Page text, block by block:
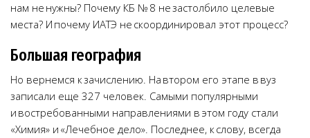
нам не нужны? Почему КБ № 8 не застолбило целевые
места? И почему ИАТЭ не скоординировал этот процесс?
Большая география
Но вернемся к зачислению. На втором его этапе в вуз
записали еще 327 человек. Самыми популярными
и востребованными направлениями в этом году стали
«Химия» и «Лечебное дело». Последнее, к слову, всегда